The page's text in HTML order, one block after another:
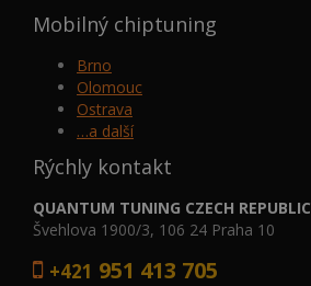
Mobilný chiptuning
Brno
Olomouc
Ostrava
…a další
Rýchly kontakt
QUANTUM TUNING CZECH REPUBLIC
Švehlova 1900/3, 106 24 Praha 10
+421 951 413 705